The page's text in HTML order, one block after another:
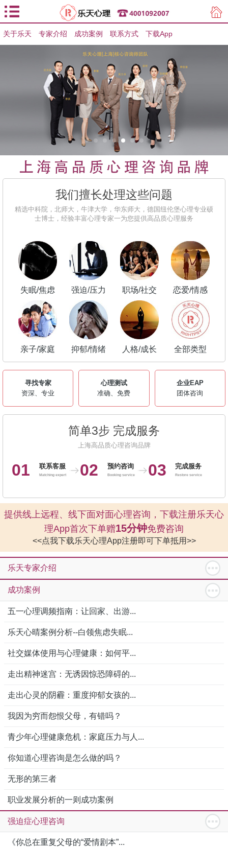
用户登录 用户注册
关于乐天 专家介绍 成功案例 联系方式 下载App
我们擅长处理这些问题
精选中科院，北师大，牛津大学，华东师大，德国纽伦堡心理专业硕
士博士，经验丰富心理专家一为您提供高品质心理服务
失眠/焦虑 强迫/压力 职场/社交 恋爱/情感
亲子/家庭 抑郁/情绪 人格/成长 全部类型
寻找专家
资深、专业
心理测试
准确、免费
企业EAP
团体咨询
简单3步 完成服务
上海高品质心理咨询品牌
01 联系客服
Matching expert 02 预约咨询
Booking service 03 完成服务
Restore service
提供线上远程、线下面对面心理咨询，下载注册乐天心
理App首次下单赠15分钟免费咨询
<<点我下载乐天心理App注册即可下单抵用>>
乐天专家介绍
成功案例
五一心理调频指南：让回家、出游...
乐天心晴案例分析--白领焦虑失眠...
社交媒体使用与心理健康：如何平...
走出精神迷宫：无诱因惊恐障碍的...
走出心灵的阴霾：重度抑郁女孩的...
我因为穷而怨恨父母，有错吗？
青少年心理健康危机：家庭压力与人...
你知道心理咨询是怎么做的吗？
无形的第三者
职业发展分析的一则成功案例
强迫症心理咨询
《你总在重复父母的“爱情剧本”...